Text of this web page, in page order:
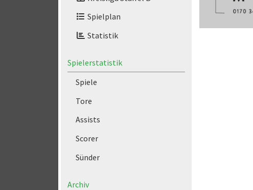
Spielplan
Statistik
Spielerstatistik
Spiele
Tore
Assists
Scorer
Sünder
Archiv